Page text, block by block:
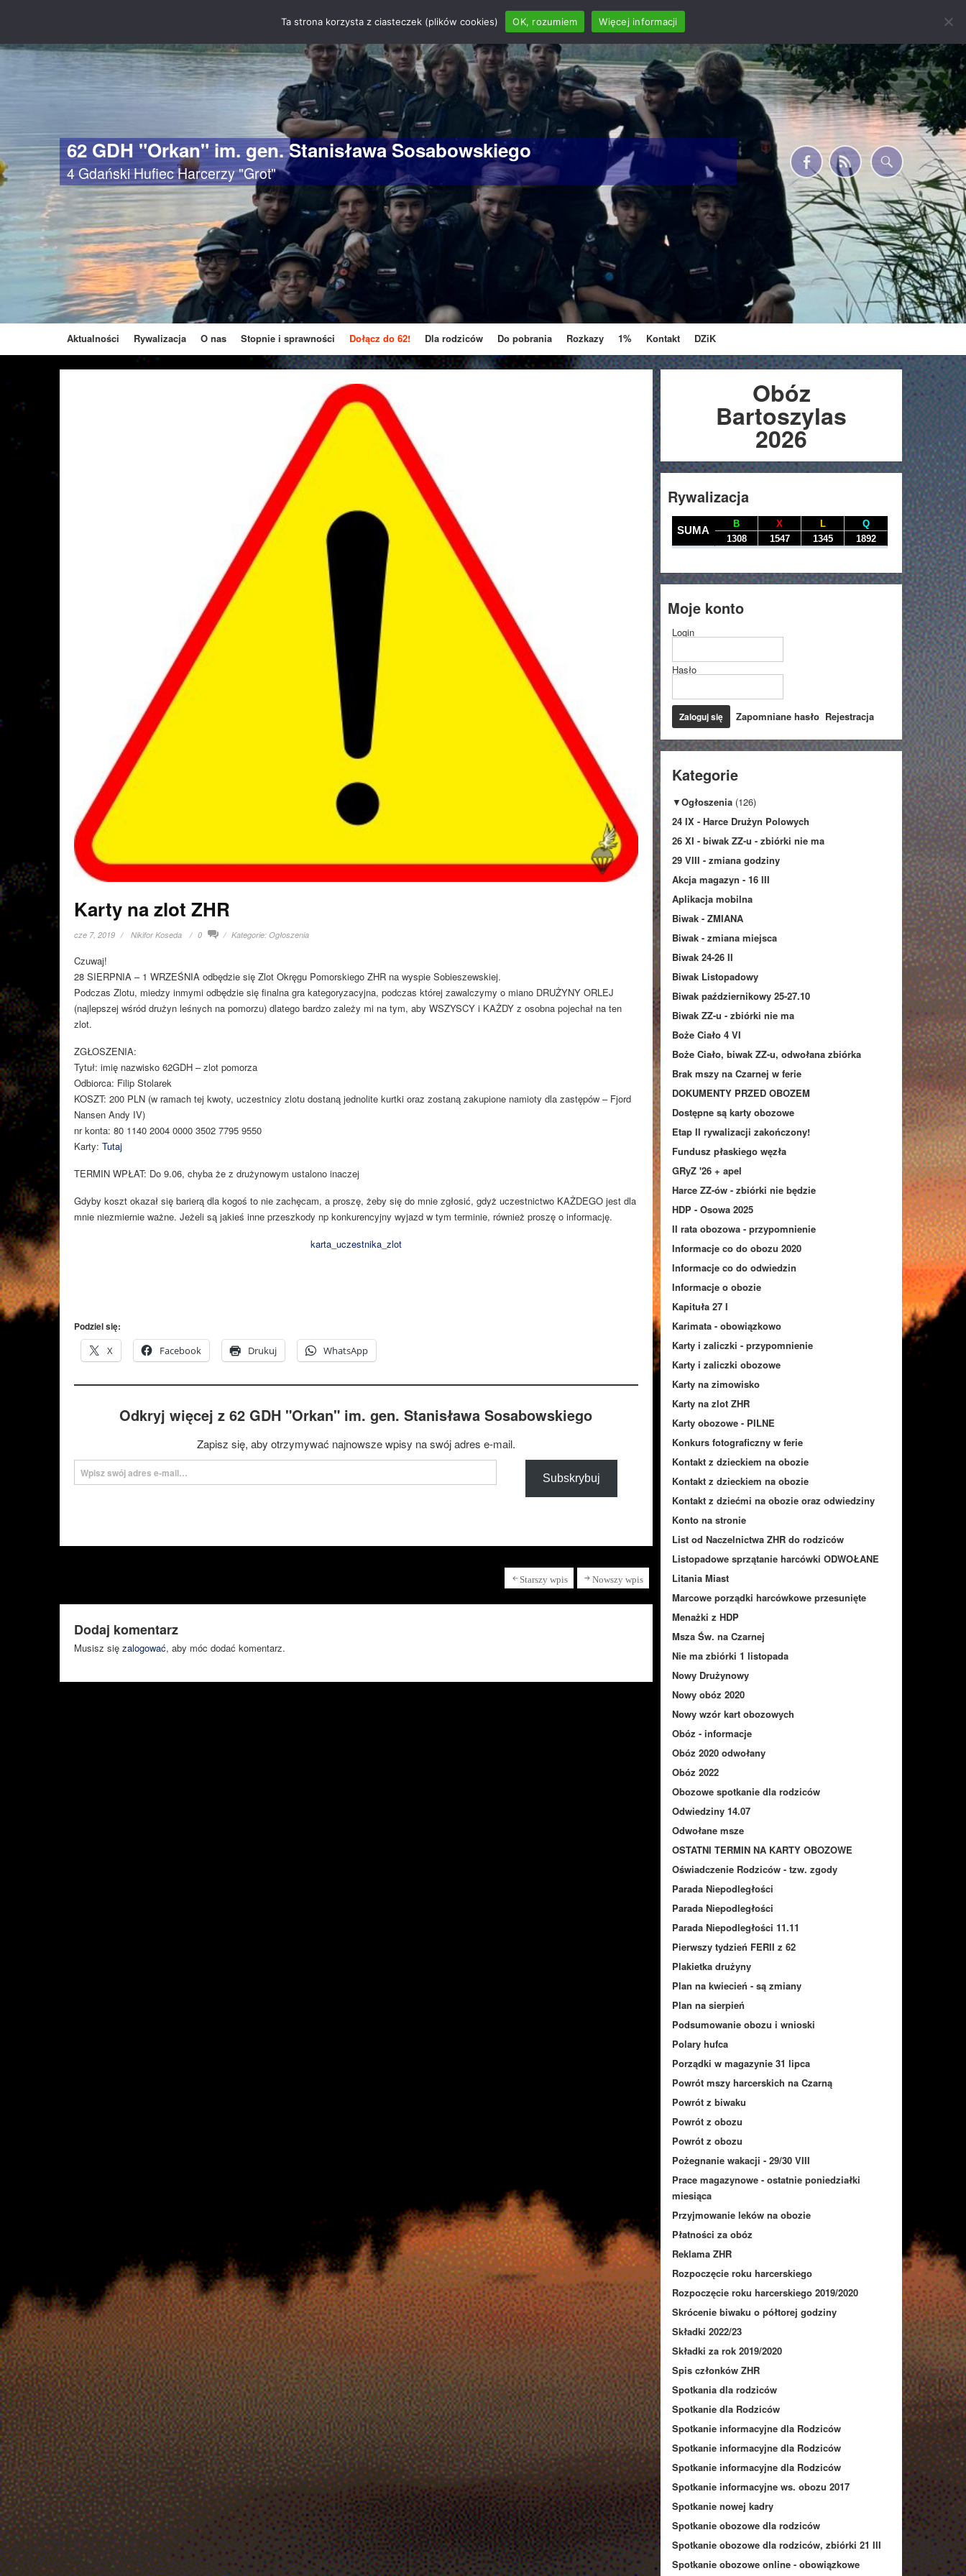
62 GDH "Orkan" im. gen. Stanisława Sosabowskiego
4 Gdański Hufiec Harcerzy "Grot"
Aktualności Rywalizacja O nas Stopnie i sprawności Dołącz do 62! Dla rodziców Do pobrania Rozkazy 1% Kontakt DZiK
Karty na zlot ZHR
cze 7, 2019 Nikifor Koseda 0 Kategorie: Ogłoszenia
Czuwaj!
28 SIERPNIA – 1 WRZEŚNIA odbędzie się Zlot Okręgu Pomorskiego ZHR na wyspie Sobieszewskiej.
Podczas Zlotu, miedzy inmymi odbędzie się finalna gra kategoryzacyjna, podczas której zawalczymy o miano DRUŻYNY ORLEJ
(najlepszej wśród drużyn leśnych na pomorzu) dlatego bardzo zależy mi na tym, aby WSZYSCY i KAŻDY z osobna pojechał na ten
zlot.
ZGŁOSZENIA:
Tytuł: imię nazwisko 62GDH – zlot pomorza
Odbiorca: Filip Stolarek
KOSZT: 200 PLN (w ramach tej kwoty, uczestnicy zlotu dostaną jednolite kurtki oraz zostaną zakupione namioty dla zastępów – Fjord
Nansen Andy IV)
nr konta: 80 1140 2004 0000 3502 7795 9550
Karty: Tutaj
TERMIN WPŁAT: Do 9.06, chyba że z drużynowym ustalono inaczej
Gdyby koszt okazał się barierą dla kogoś to nie zachęcam, a proszę, żeby się do mnie zgłosić, gdyż uczestnictwo KAŻDEGO jest dla
mnie niezmiernie ważne. Jeżeli są jakieś inne przeszkody np konkurencyjny wyjazd w tym terminie, również proszę o informację.
karta_uczestnika_zlot
Podziel się:
X
Facebook Drukuj WhatsApp
Odkryj więcej z 62 GDH "Orkan" im. gen. Stanisława Sosabowskiego
Zapisz się, aby otrzymywać najnowsze wpisy na swój adres e-mail.
Wpisz swój adres e-mail…
Subskrybuj
Starszy wpis Nowszy wpis
Dodaj komentarz
Musisz się zalogować, aby móc dodać komentarz.
Obóz
Bartoszylas
2026
Rywalizacja
Moje konto
Login
Hasło
Zapomniane hasło Rejestracja
Kategorie
▼Ogłoszenia (126)
24 IX - Harce Drużyn Polowych
26 XI - biwak ZZ-u - zbiórki nie ma
29 VIII - zmiana godziny
Akcja magazyn - 16 III
Aplikacja mobilna
Biwak - ZMIANA
Biwak - zmiana miejsca
Biwak 24-26 II
Biwak Listopadowy
Biwak październikowy 25-27.10
Biwak ZZ-u - zbiórki nie ma
Boże Ciało 4 VI
Boże Ciało, biwak ZZ-u, odwołana zbiórka
Brak mszy na Czarnej w ferie
DOKUMENTY PRZED OBOZEM
Dostępne są karty obozowe
Etap II rywalizacji zakończony!
Fundusz płaskiego węzła
GRyZ '26 + apel
Harce ZZ-ów - zbiórki nie będzie
HDP - Osowa 2025
II rata obozowa - przypomnienie
Informacje co do obozu 2020
Informacje co do odwiedzin
Informacje o obozie
Kapituła 27 I
Karimata - obowiązkowo
Karty i zaliczki - przypomnienie
Karty i zaliczki obozowe
Karty na zimowisko
Karty na zlot ZHR
Karty obozowe - PILNE
Konkurs fotograficzny w ferie
Kontakt z dzieckiem na obozie
Kontakt z dzieckiem na obozie
Kontakt z dziećmi na obozie oraz odwiedziny
Konto na stronie
List od Naczelnictwa ZHR do rodziców
Listopadowe sprzątanie harcówki ODWOŁANE
Litania Miast
Marcowe porządki harcówkowe przesunięte
Menażki z HDP
Msza Św. na Czarnej
Nie ma zbiórki 1 listopada
Nowy Drużynowy
Nowy obóz 2020
Nowy wzór kart obozowych
Obóz - informacje
Obóz 2020 odwołany
Obóz 2022
Obozowe spotkanie dla rodziców
Odwiedziny 14.07
Odwołane msze
OSTATNI TERMIN NA KARTY OBOZOWE
Oświadczenie Rodziców - tzw. zgody
Parada Niepodległości
Parada Niepodległości
Parada Niepodległości 11.11
Pierwszy tydzień FERII z 62
Plakietka drużyny
Plan na kwiecień - są zmiany
Plan na sierpień
Podsumowanie obozu i wnioski
Polary hufca
Porządki w magazynie 31 lipca
Powrót mszy harcerskich na Czarną
Powrót z biwaku
Powrót z obozu
Powrót z obozu
Pożegnanie wakacji - 29/30 VIII
Prace magazynowe - ostatnie poniedziałki
miesiąca
Przyjmowanie leków na obozie
Płatności za obóz
Reklama ZHR
Rozpoczęcie roku harcerskiego
Rozpoczęcie roku harcerskiego 2019/2020
Skrócenie biwaku o półtorej godziny
Składki 2022/23
Składki za rok 2019/2020
Spis członków ZHR
Spotkania dla rodziców
Spotkanie dla Rodziców
Spotkanie informacyjne dla Rodziców
Spotkanie informacyjne dla Rodziców
Spotkanie informacyjne dla Rodziców
Spotkanie informacyjne ws. obozu 2017
Spotkanie nowej kadry
Spotkanie obozowe dla rodziców
Spotkanie obozowe dla rodziców, zbiórki 21 III
Spotkanie obozowe online - obowiązkowe
Ta strona korzysta z ciasteczek (plików cookies) OK, rozumiem Więcej informacji